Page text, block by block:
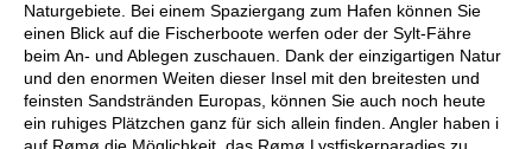
Naturgebiete. Bei einem Spaziergang zum Hafen können Sie
einen Blick auf die Fischerboote werfen oder der Sylt-Fähre
beim An- und Ablegen zuschauen. Dank der einzigartigen Natur
und den enormen Weiten dieser Insel mit den breitesten und
feinsten Sandstränden Europas, können Sie auch noch heute
ein ruhiges Plätzchen ganz für sich allein finden. Angler haben i